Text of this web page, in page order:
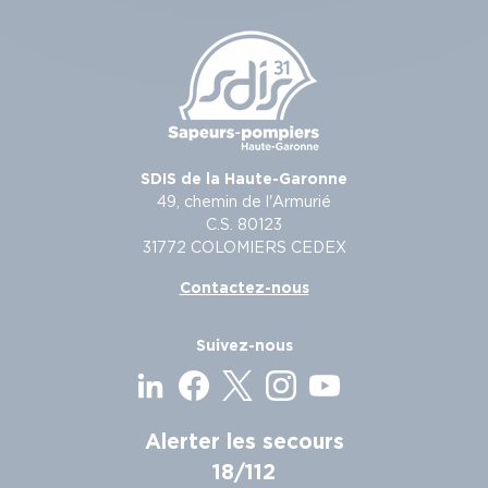
SDIS de la Haute-Garonne
49, chemin de l'Armurié
C.S. 80123
31772 COLOMIERS CEDEX
Contactez-nous
Suivez-nous
Alerter les secours
18/112